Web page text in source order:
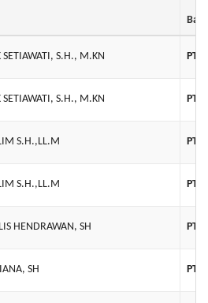
SETIAWATI, S.H., M.KN PT
SETIAWATI, S.H., M.KN PT
S.H.,LL.M PT
S.H.,LL.M PT
HENDRAWAN, SH PT
SH PT